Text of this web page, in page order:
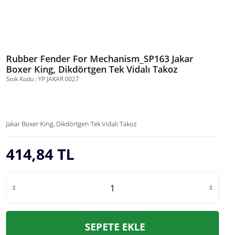
Rubber Fender For Mechanism_SP163 Jakar
Boxer King, Dikdörtgen Tek Vidalı Takoz
Stok Kodu : YP JAKAR 0027
Jakar Boxer King, Dikdörtgen Tek Vidalı Takoz
414,84 TL
SEPETE EKLE